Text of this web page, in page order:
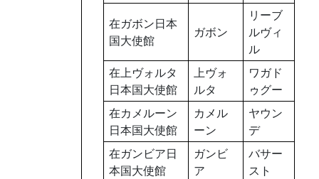
在ガボン日本
国大使館
ガボン
リーブ
ルヴィ
ル
在上ヴォルタ
日本国大使館
上ヴォ
ルタ
ワガド
ゥグー
在カメルーン
日本国大使館
カメル
ーン
ヤウン
デ
在ガンビア日
本国大使館
ガンビ
ア
バサー
スト